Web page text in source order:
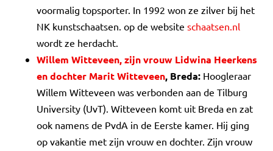
voormalig topsporter. In 1992 won ze zilver bij het
NK kunstschaatsen. op de website schaatsen.nl
wordt ze herdacht.
Willem Witteveen, zijn vrouw Lidwina Heerkens
en dochter Marit Witteveen, Breda: Hoogleraar
Willem Witteveen was verbonden aan de Tilburg
University (UvT). Witteveen komt uit Breda en zat
ook namens de PvdA in de Eerste kamer. Hij ging
op vakantie met zijn vrouw en dochter. Zijn vrouw